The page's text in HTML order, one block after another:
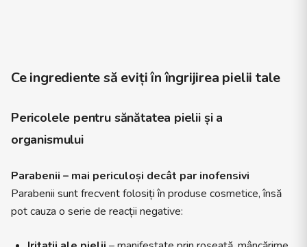
Ce ingrediente să eviți în îngrijirea pielii tale
Pericolele pentru sănătatea pielii și a
organismului
Parabenii – mai periculoși decât par inofensivi
Parabenii sunt frecvent folosiți în produse cosmetice, însă
pot cauza o serie de reacții negative: